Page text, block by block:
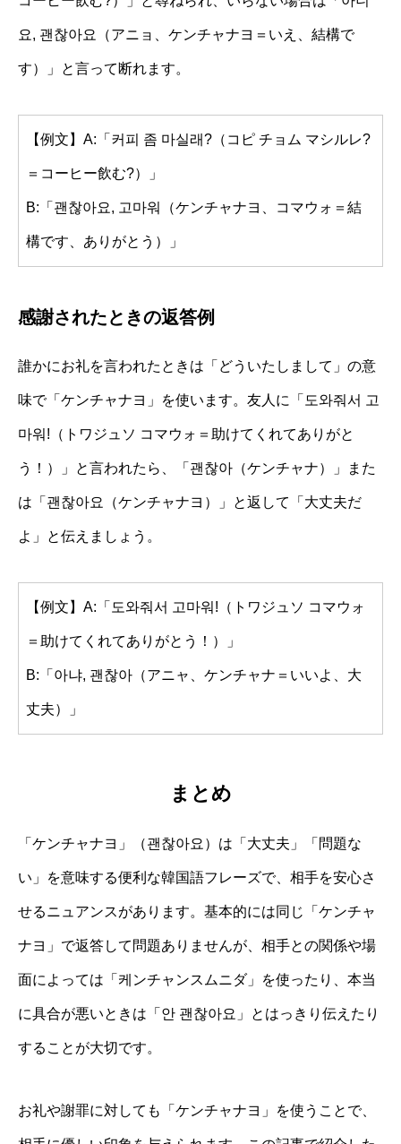
요, 괜찮아요（アニョ、ケンチャナヨ＝いえ、結構で
す）」と言って断れます。
【例文】A:「커피 좀 마실래?（コピ チョム マシルレ?
＝コーヒー飲む?）」
B:「괜찮아요, 고마워（ケンチャナヨ、コマウォ＝結
構です、ありがとう）」
感謝されたときの返答例
誰かにお礼を言われたときは「どういたしまして」の意
味で「ケンチャナヨ」を使います。友人に「도와줘서 고
마워!（トワジュソ コマウォ＝助けてくれてありがと
う！）」と言われたら、「괜찮아（ケンチャナ）」また
は「괜찮아요（ケンチャナヨ）」と返して「大丈夫だ
よ」と伝えましょう。
【例文】A:「도와줘서 고마워!（トワジュソ コマウォ
＝助けてくれてありがとう！）」
B:「아냐, 괜찮아（アニャ、ケンチャナ＝いいよ、大
丈夫）」
まとめ
「ケンチャナヨ」（괜찮아요）は「大丈夫」「問題な
い」を意味する便利な韓国語フレーズで、相手を安心さ
せるニュアンスがあります。基本的には同じ「ケンチャ
ナヨ」で返答して問題ありませんが、相手との関係や場
面によっては「케ンチャンスムニダ」を使ったり、本当
に具合が悪いときは「안 괜찮아요」とはっきり伝えたり
することが大切です。
お礼や謝罪に対しても「ケンチャナヨ」を使うことで、